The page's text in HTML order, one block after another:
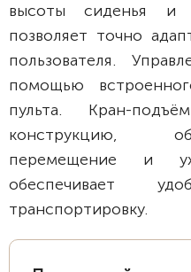
высоты сиденья и
позволяет точно
пользователя.
помощью
пульта. Кран-
конструкцию,
перемещение и
обеспечивает
транспортировку.